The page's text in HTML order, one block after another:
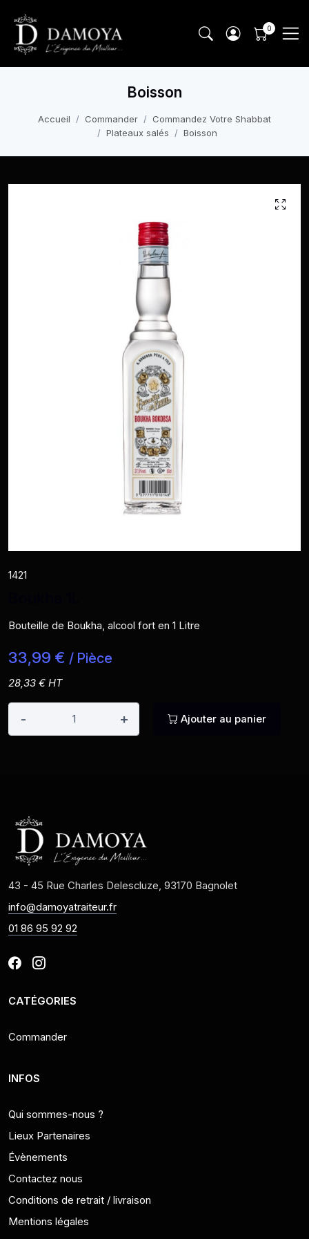
Boisson
Accueil Commander
Commandez Votre Shabbat
Plateaux salés
Boisson
1421
Bouteille de Boukha, alcool fort en 1 Litre
33,99 € / Pièce
28,33 € HT
- + Ajouter au panier
43 - 45 Rue Charles Delescluze, 93170 Bagnolet
info@damoyatraiteur.fr
01 86 95 92 92
CATÉGORIES
Commander
INFOS
Qui sommes-nous ?
Lieux Partenaires
Évènements
Contactez nous
Conditions de retrait / livraison
Mentions légales